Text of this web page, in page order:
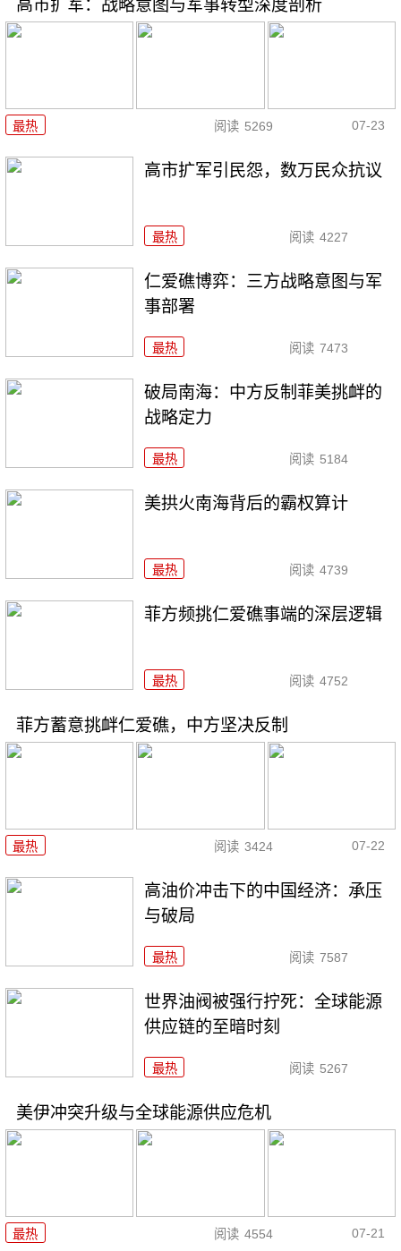
高市扩军：战略意图与军事转型深度剖析
最热 阅读 5269 07-23
高市扩军引民怨，数万民众抗议
最热 阅读 4227
仁爱礁博弈：三方战略意图与军
事部署
最热 阅读 7473
破局南海：中方反制菲美挑衅的
战略定力
最热 阅读 5184
美拱火南海背后的霸权算计
最热 阅读 4739
菲方频挑仁爱礁事端的深层逻辑
最热 阅读 4752
菲方蓄意挑衅仁爱礁，中方坚决反制
最热 阅读 3424 07-22
高油价冲击下的中国经济：承压
与破局
最热 阅读 7587
世界油阀被强行拧死：全球能源
供应链的至暗时刻
最热 阅读 5267
美伊冲突升级与全球能源供应危机
最热 阅读 4554 07-21